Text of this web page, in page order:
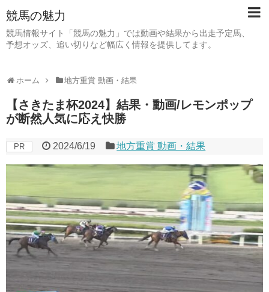
競馬の魅力
競馬情報サイト「競馬の魅力」では動画や結果から出走予定馬、
予想オッズ、追い切りなど幅広く情報を提供してます。
ホーム 地方重賞 動画・結果
【さきたま杯2024】結果・動画/レモンポップ
が断然人気に応え快勝
PR 2024/6/19 地方重賞 動画・結果